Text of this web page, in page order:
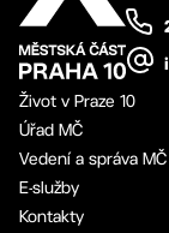
Život v Praze 10
Úřad MČ
Vedení a správa MČ
E-služby
Kontakty